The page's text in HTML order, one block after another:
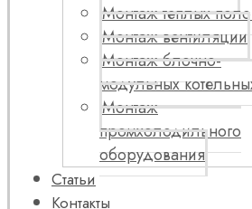
Монтаж теплых
Монтаж вентиляции
Монтаж блочно-
модульных
Монтаж
промхолодильного
оборудования
Статьи
Контакты